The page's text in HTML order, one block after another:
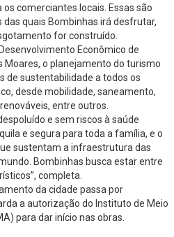
comerciantes locais. Essas são
quais Bombinhas irá desfrutar,
for construído.
Econômico de
Moares, o planejamento do turismo
de sustentabilidade a todos os
desde mobilidade, saneamento,
entre outros.
e sem riscos à saúde
e segura para toda a família, e o
sustentam a infraestrutura das
Bombinhas busca estar entre
completa.
da cidade passa por
a autorização do Instituto de Meio
para dar início nas obras.